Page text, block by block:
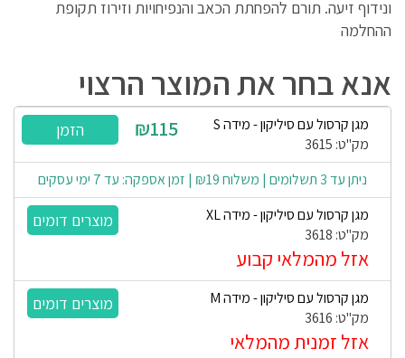
ונידוף זיעה. תורם להפחתת הכאב והנפיחויות וזירוז תקופת
ההחלמה
אנא בחר את המוצר הרצוי
מגן קרסול עם סיליקון - מידה S
מק"ט: 3615
₪115
ניתן עד 3 תשלומים | משלוח ₪19 | זמן אספקה: עד 7 ימי עסקים
מגן קרסול עם סיליקון - מידה XL
מק"ט: 3618
אזל מהמלאי קבוע
מגן קרסול עם סיליקון - מידה M
מק"ט: 3616
אזל זמנית מהמלאי